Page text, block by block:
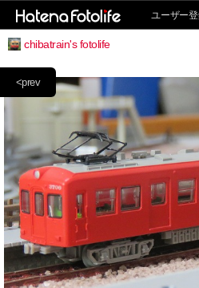
ユーザー
chibatrain's fotolife
<prev